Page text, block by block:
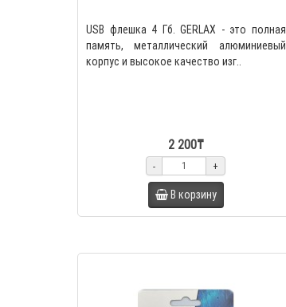
USB флешка 4 Гб. GERLAX - это полная
память, металлический алюминиевый
корпус и высокое качество изг..
2 200₸
- +
В корзину